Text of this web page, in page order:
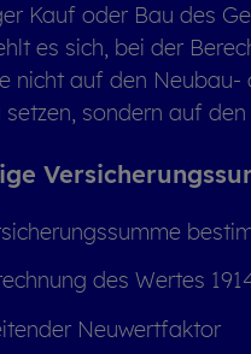
Kauf oder Bau des
es sich, bei der
nicht auf den
set­zen, son­dern auf den
des Wer­tes
Neuwert­faktor